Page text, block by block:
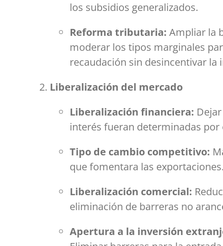
los subsidios generalizados.
Reforma tributaria: Ampliar la
moderar los tipos marginales
recaudación sin desincentivar la
Liberalización del mercado
Liberalización financiera:
interés fueran determinadas por
Tipo de cambio competitivo:
que fomentara las
Liberalización comercial:
eliminación de barreras no
Apertura a la inversión